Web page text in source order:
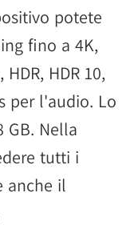
potete
fino a 4K,
HDR 10,
per l'audio. Lo
GB. Nella
tutti i
anche il